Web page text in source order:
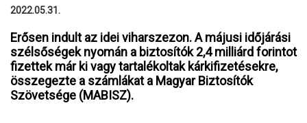
2022.05.31.
Erősen indult az idei viharszezon. A májusi időjárási
szélsőségek nyomán a biztosítók 2,4 milliárd forintot
fizettek már ki vagy tartalékoltak kárkifizetésekre,
összegezte a számlákat a Magyar Biztosítók
Szövetsége (MABISZ).